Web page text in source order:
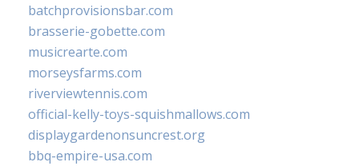
batchprovisionsbar.com
brasserie-gobette.com
musicrearte.com
morseysfarms.com
riverviewtennis.com
official-kelly-toys-squishmallows.com
displaygardenonsuncrest.org
bbq-empire-usa.com